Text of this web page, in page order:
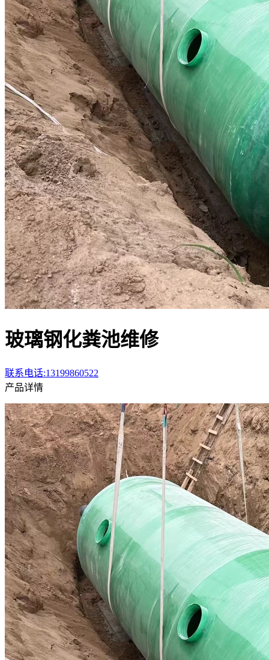
玻璃钢化粪池维修
联系电话:13199860522
产品详情